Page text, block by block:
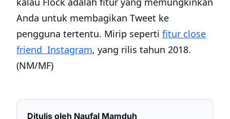
Anda untuk membagikan Tweet ke
pengguna tertentu. Mirip seperti fitur close
friend Instagram, yang rilis tahun 2018.
(NM/MF)
Ditulis oleh Naufal Mamduh